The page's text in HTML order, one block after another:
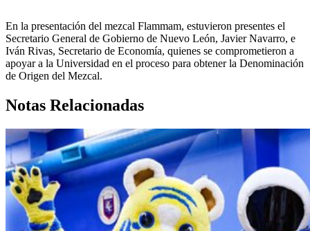
En la presentación del mezcal Flammam, estuvieron presentes el
Secretario General de Gobierno de Nuevo León, Javier Navarro, e
Iván Rivas, Secretario de Economía, quienes se comprometieron a
apoyar a la Universidad en el proceso para obtener la Denominación
de Origen del Mezcal.
Notas Relacionadas